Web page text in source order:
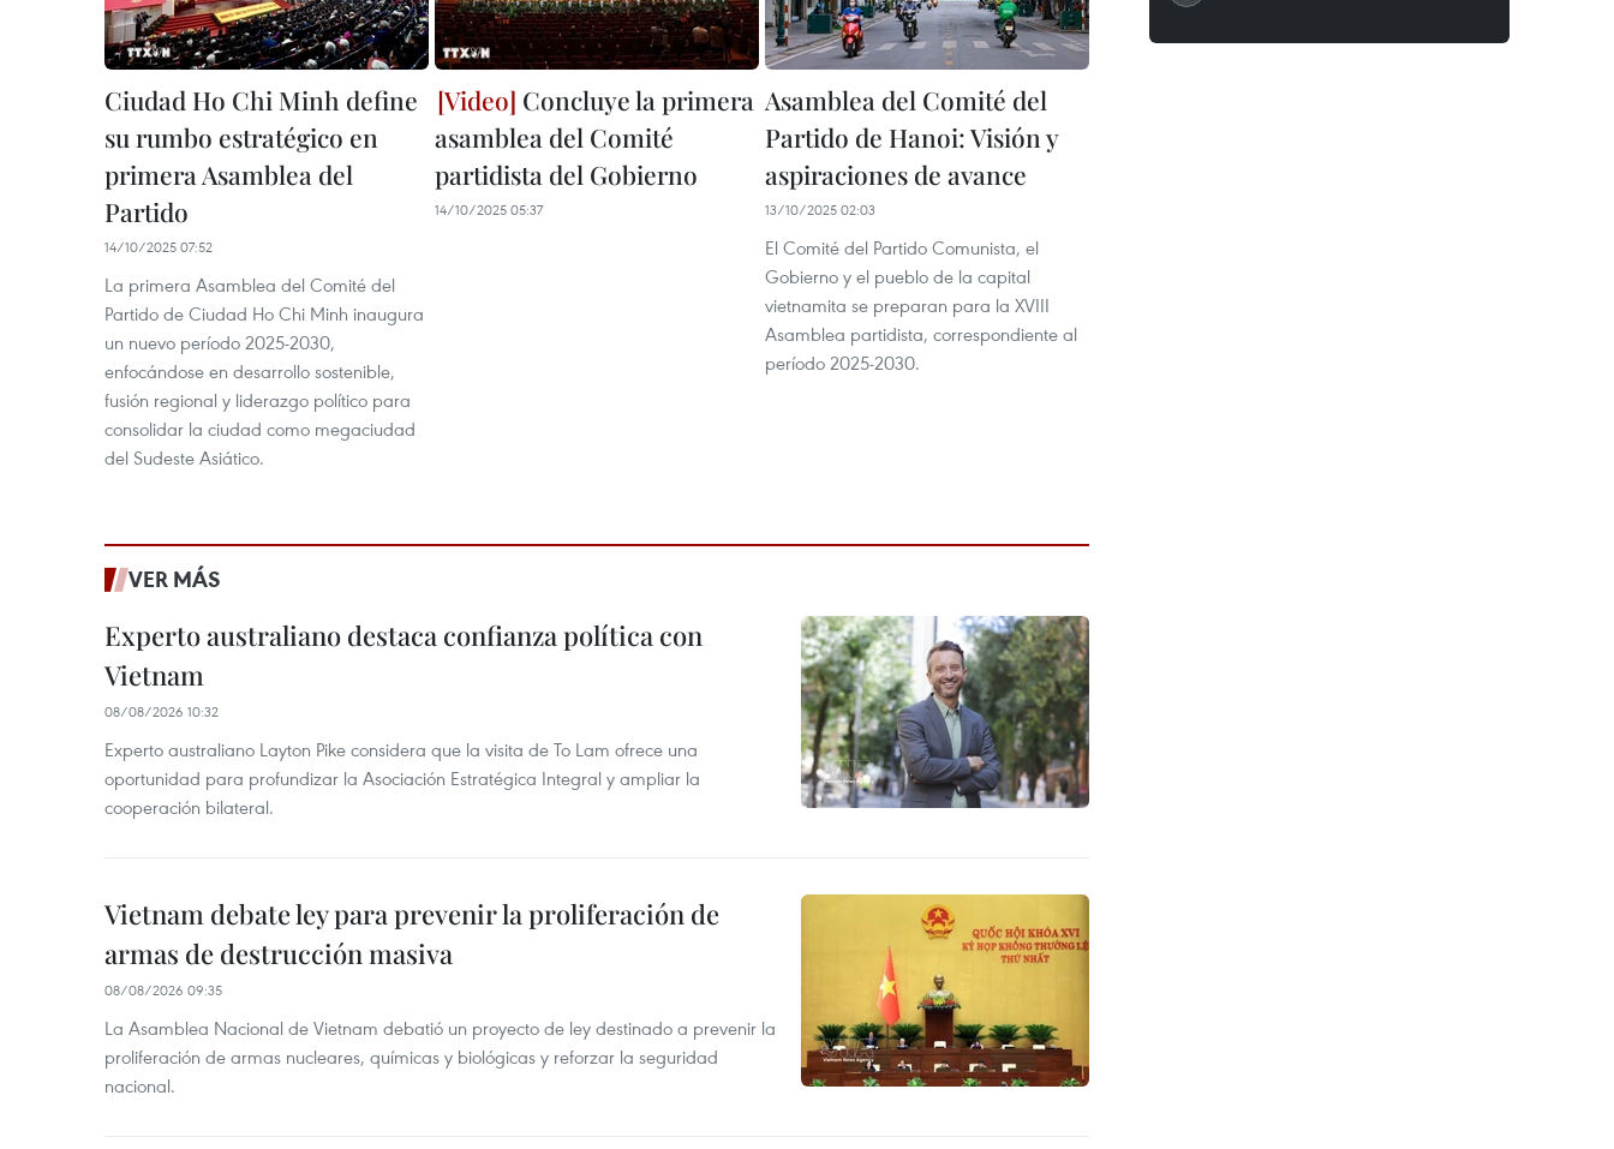
Ciudad Ho Chi Minh define
su rumbo estratégico en
primera Asamblea del
Partido
14/10/2025 07:52
La primera Asamblea del Comité del
Partido de Ciudad Ho Chi Minh inaugura
un nuevo período 2025-2030,
enfocándose en desarrollo sostenible,
fusión regional y liderazgo político para
consolidar la ciudad como megaciudad
del Sudeste Asiático.
Concluye la primera
asamblea del Comité
partidista del Gobierno
14/10/2025 05:37
Asamblea del Comité del
Partido de Hanoi: Visión y
aspiraciones de avance
13/10/2025 02:03
El Comité del Partido Comunista, el
Gobierno y el pueblo de la capital
vietnamita se preparan para la XVIII
Asamblea partidista, correspondiente al
período 2025-2030.
VER MÁS
Experto australiano destaca confianza política con
Vietnam
08/08/2026 10:32
Experto australiano Layton Pike considera que la visita de To Lam ofrece una
oportunidad para profundizar la Asociación Estratégica Integral y ampliar la
cooperación bilateral.
Vietnam debate ley para prevenir la proliferación de
armas de destrucción masiva
08/08/2026 09:35
La Asamblea Nacional de Vietnam debatió un proyecto de ley destinado a prevenir la
proliferación de armas nucleares, químicas y biológicas y reforzar la seguridad
nacional.